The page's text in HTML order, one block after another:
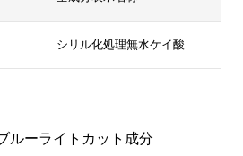
シリル化処理無水ケイ酸
ルーライトカット成分